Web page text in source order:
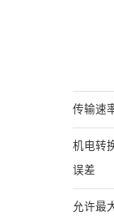
传输速
机电转
误差
允许最